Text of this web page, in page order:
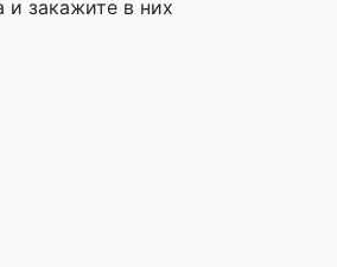
и закажите в них